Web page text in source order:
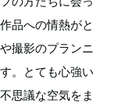
品への情熱がと
撮影のプランニ
。とても心強い
思議な空気をま